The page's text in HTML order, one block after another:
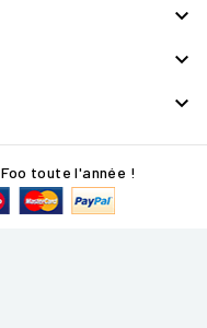



toute l'année !